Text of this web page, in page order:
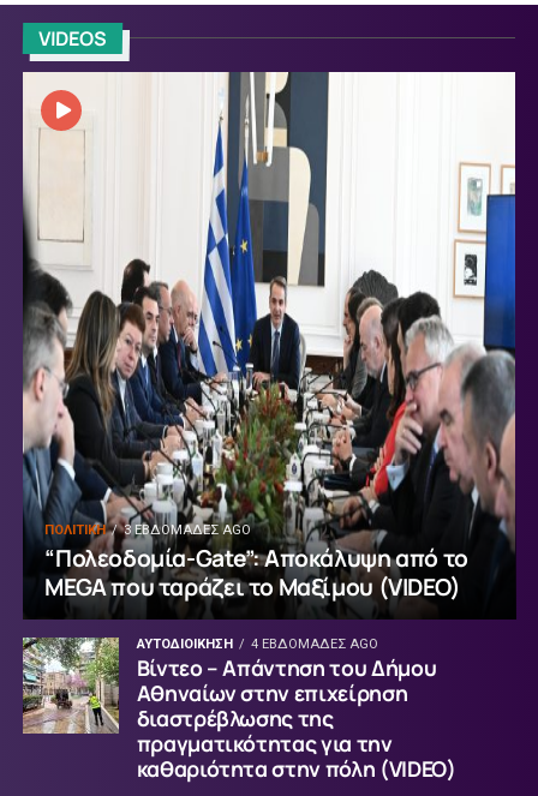
VIDEOS
ΠΟΛΙΤΙΚΗ 3 ΕΒΔΟΜΆΔΕΣ AGO
“Πολεοδομία-Gate”: Αποκάλυψη από το
MEGA που ταράζει το Μαξίμου (VIDEO)
ΑΥΤΟΔΙΟΙΚΗΣΗ 4 ΕΒΔΟΜΆΔΕΣ AGO
Βίντεο – Απάντηση του Δήμου
Αθηναίων στην επιχείρηση
διαστρέβλωσης της
πραγματικότητας για την
καθαριότητα στην πόλη (VIDEO)